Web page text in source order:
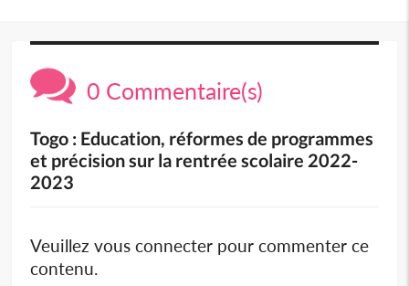
0 Commentaire(s)
Togo : Education, réformes de programmes
et précision sur la rentrée scolaire 2022-
2023
Veuillez vous connecter pour commenter ce
contenu.